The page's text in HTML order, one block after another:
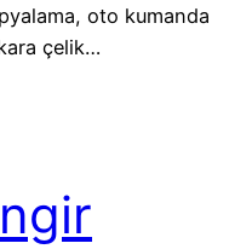
oto kumanda
çelik…